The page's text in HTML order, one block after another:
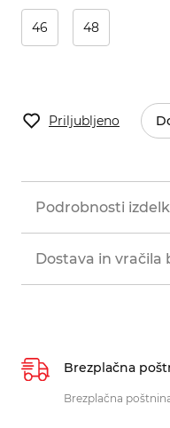
46 48
Priljubljeno
Podrobnosti
Dostava in vračila
Brezplačna
Brezplačna